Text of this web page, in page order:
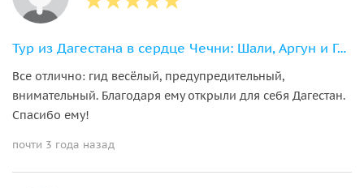
Тур из Дагестана в сердце Чечни: Шали, Аргун и Грозный
Все отлично: гид весёлый, предупредительный,
внимательный. Благодаря ему открыли для себя Дагестан.
Спасибо ему!
почти 3 года назад